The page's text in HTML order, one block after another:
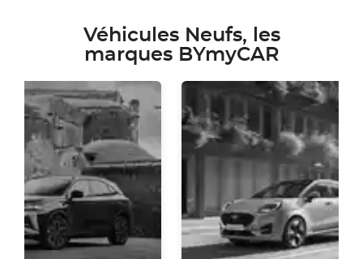
Véhicules Neufs, les
marques BYmyCAR